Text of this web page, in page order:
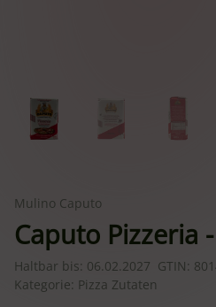
Mulino Caputo
Caputo Pizzeria
Haltbar bis: 06.02.2027 GTIN:
Kategorie: Pizza Zutaten